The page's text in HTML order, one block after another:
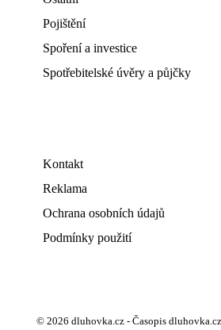
Pojištění
Spoření a investice
Spotřebitelské úvěry a půjčky
Kontakt
Reklama
Ochrana osobních údajů
Podmínky použití
© 2026 dluhovka.cz - Časopis